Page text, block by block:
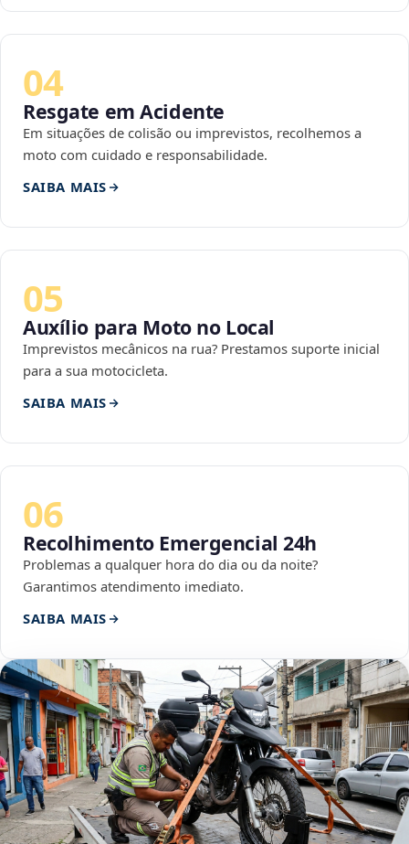
04
Resgate em Acidente
Em situações de colisão ou imprevistos, recolhemos a
moto com cuidado e responsabilidade.
SAIBA MAIS
05
Auxílio para Moto no Local
Imprevistos mecânicos na rua? Prestamos suporte inicial
para a sua motocicleta.
SAIBA MAIS
06
Recolhimento Emergencial 24h
Problemas a qualquer hora do dia ou da noite?
Garantimos atendimento imediato.
SAIBA MAIS